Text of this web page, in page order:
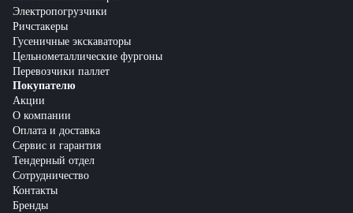
Электропогрузчики
Ричстакеры
Гусеничные экскаваторы
Цельнометаллические фургоны
Перевозчики паллет
Покупателю
Акции
О компании
Оплата и доставка
Сервис и гарантия
Тендерный отдел
Сотрудничество
Контакты
Бренды